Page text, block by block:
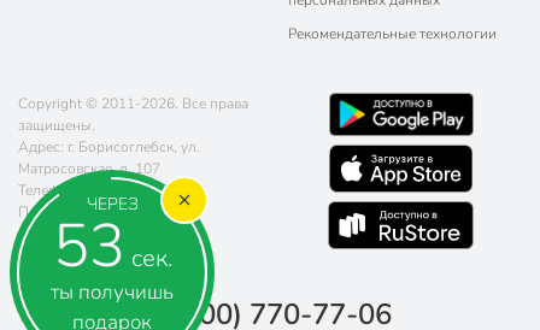
ЧЕРЕЗ
52 сек.
ты получишь
подарок
Рекомендательные технологии
Copyright © 2011-2026. Все права
защищены.
Адрес: г. Борисоглебск, ул.
Матросовская, д. 107
Телефон:
8 (800) 770-77-06
Почта:
sales@poryadok.ru
8 (800) 770-77-06